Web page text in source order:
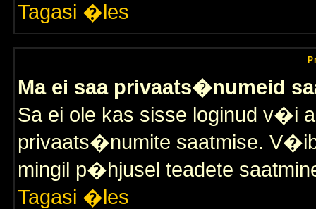
Tagasi �les
Ma ei saa privaats�numeid
Sa ei ole kas sisse loginud v�i
privaats�numite saatmise.
mingil p�hjusel teadete
Tagasi �les